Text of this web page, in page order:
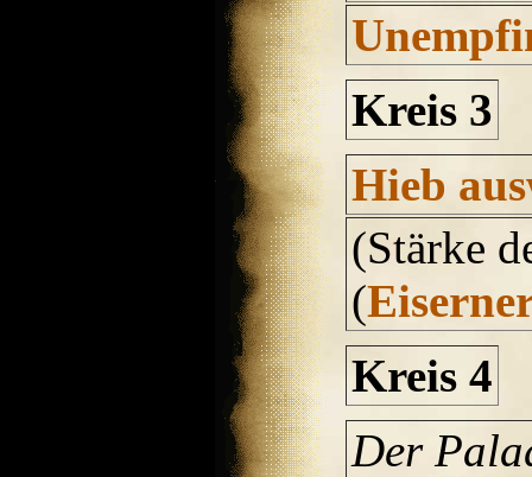
Kreis 3
Hieb
(Stärke
(
Kreis 4
Der